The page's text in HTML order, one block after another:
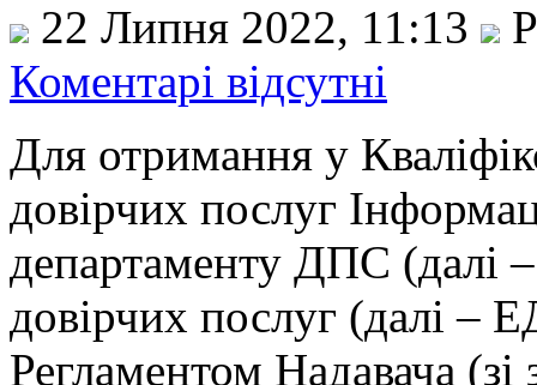
22 Липня 2022, 11:13
Коментарі відсутні
Для отримання у
довірчих послуг
департаменту ДПС (далі
довірчих послуг (далі –
Регламентом Надавача